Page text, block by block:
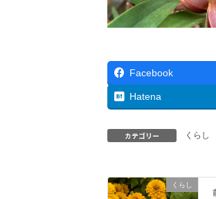
Facebook
Hatena
カテゴリー くらし
くらし